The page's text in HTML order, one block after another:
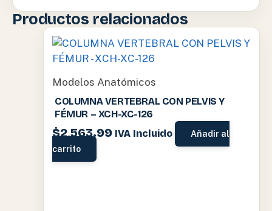
Productos relacionados
Modelos Anatómicos
COLUMNA VERTEBRAL CON PELVIS Y
FÉMUR – XCH-XC-126
$2,563.99 IVA Incluido
Añadir al
carrito